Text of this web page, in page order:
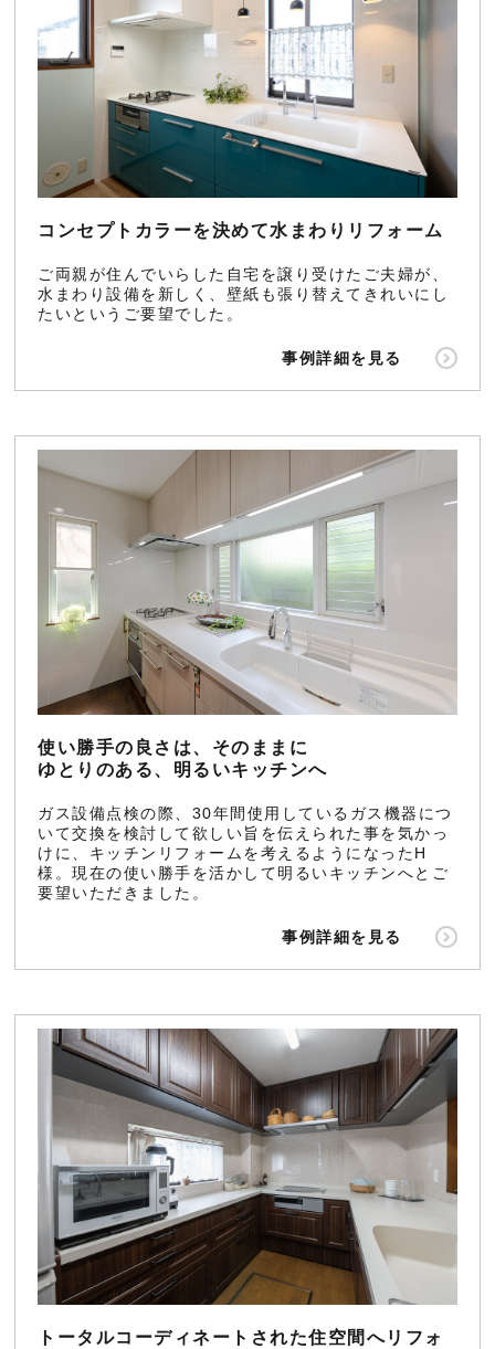
コンセプトカラーを決めて水まわりリフォーム
ご両親が住んでいらした自宅を譲り受けたご夫婦が、
水まわり設備を新しく、壁紙も張り替えてきれいにし
たいというご要望でした。
事例詳細を見る
使い勝手の良さは、そのままに
ゆとりのある、明るいキッチンへ
ガス設備点検の際、30年間使用しているガス機器につ
いて交換を検討して欲しい旨を伝えられた事を気かっ
けに、キッチンリフォームを考えるようになったH
様。現在の使い勝手を活かして明るいキッチンへとご
要望いただきました。
事例詳細を見る
トータルコーディネートされた住空間へリフォ